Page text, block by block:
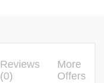
Reviews
(0)
More
Offers